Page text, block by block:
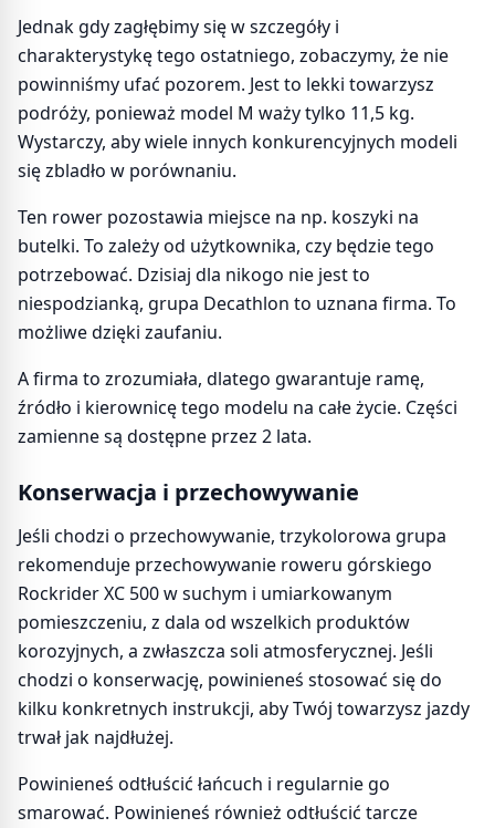
Jednak gdy zagłębimy się w szczegóły i
charakterystykę tego ostatniego, zobaczymy, że nie
powinniśmy ufać pozorem. Jest to lekki towarzysz
podróży, ponieważ model M waży tylko 11,5 kg.
Wystarczy, aby wiele innych konkurencyjnych modeli
się zbladło w porównaniu.
Ten rower pozostawia miejsce na np. koszyki na
butelki. To zależy od użytkownika, czy będzie tego
potrzebować. Dzisiaj dla nikogo nie jest to
niespodzianką, grupa Decathlon to uznana firma. To
możliwe dzięki zaufaniu.
A firma to zrozumiała, dlatego gwarantuje ramę,
źródło i kierownicę tego modelu na całe życie. Części
zamienne są dostępne przez 2 lata.
Konserwacja i przechowywanie
Jeśli chodzi o przechowywanie, trzykolorowa grupa
rekomenduje przechowywanie roweru górskiego
Rockrider XC 500 w suchym i umiarkowanym
pomieszczeniu, z dala od wszelkich produktów
korozyjnych, a zwłaszcza soli atmosferycznej. Jeśli
chodzi o konserwację, powinieneś stosować się do
kilku konkretnych instrukcji, aby Twój towarzysz jazdy
trwał jak najdłużej.
Powinieneś odtłuścić łańcuch i regularnie go
smarować. Powinieneś również odtłuścić tarcze